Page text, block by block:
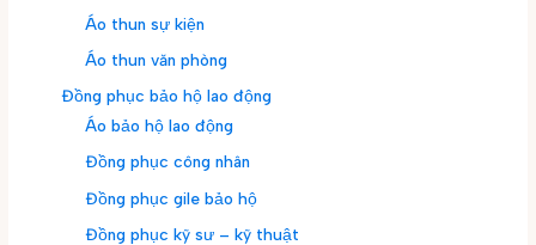
Áo thun sự kiện
Áo thun văn phòng
Đồng phục bảo hộ lao động
Áo bảo hộ lao động
Đồng phục công nhân
Đồng phục gile bảo hộ
Đồng phục kỹ sư – kỹ thuật